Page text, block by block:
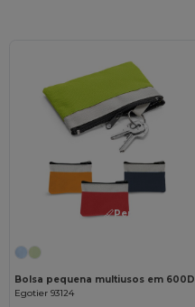
Personalize-o!
Bolsa pequena multiusos em 600D
Egotier 93124